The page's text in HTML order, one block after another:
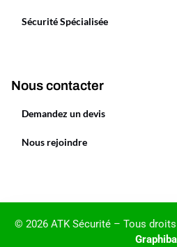
Sécurité Spécialisée
Nous contacter
Demandez un devis
Nous rejoindre
© 2026 ATK Sécurité – Tous
Graphiba